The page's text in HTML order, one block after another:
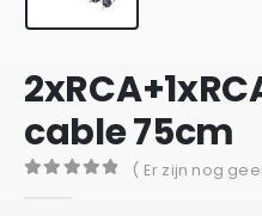
cable 75cm
( Er zijn nog